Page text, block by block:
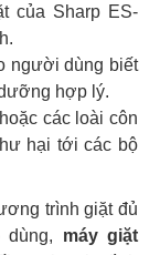
của Sharp ES-
người dùng biết
hợp lý.
các loài côn
hại tới các bộ
trình giặt đủ
máy giặt